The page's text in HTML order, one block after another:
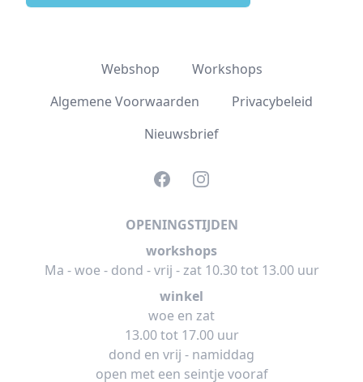
Webshop
Workshops
Algemene Voorwaarden
Privacybeleid
Nieuwsbrief
FacebookInstagram
OPENINGSTIJDEN
workshops
Ma - woe - dond - vrij - zat 10.30 tot 13.00 uur
winkel
woe en zat
13.00 tot 17.00 uur
dond en vrij - namiddag
open met een seintje vooraf